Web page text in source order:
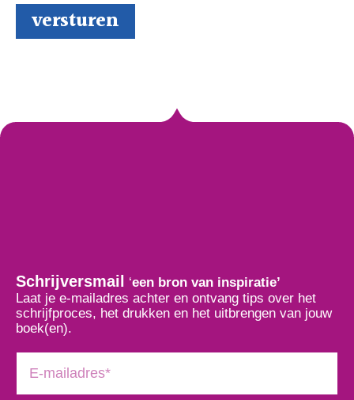
Schrijversmail ‘een bron van inspiratie’
Laat je e-mailadres achter en ontvang tips over het
schrijfproces, het drukken en het uitbrengen van jouw
boek(en).